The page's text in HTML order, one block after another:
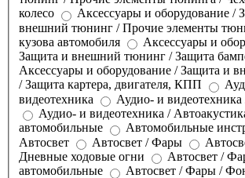
колесо
Аксессуары и оборудование /
внешний тюнинг / Прочие элементы
кузова автомобиля
Аксессуары и
Защита и внешний тюнинг / Защита
Аксессуары и оборудование / Защита и
/ Защита картера, двигателя, КПП
видеотехника
Аудио- и видеотехника
Аудио- и видеотехника /
автомобильные
Автомобильные
Автосвет
Автосвет / Фары
Дневные ходовые огни
Автосвет /
автомобильные
Автосвет / Фары /